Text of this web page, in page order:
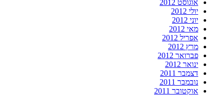
אוגוסט 2012
יולי 2012
יוני 2012
מאי 2012
אפריל 2012
מרץ 2012
פברואר 2012
ינואר 2012
דצמבר 2011
נובמבר 2011
אוקטובר 2011